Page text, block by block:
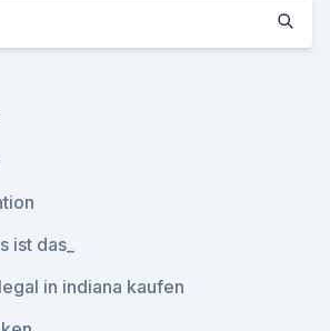
ist das_
in indiana kaufen